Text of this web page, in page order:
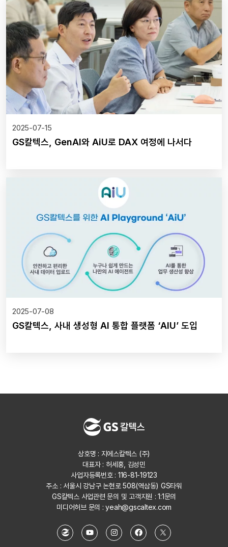
2025-07-15
GS칼텍스, GenAI와 AiU로 DAX 여정에 나서다
2025-07-08
GS칼텍스, 사내 생성형 AI 통합 플랫폼 ‘AIU’ 도입
상호명 : 지에스칼텍스 (주)
대표자 : 허세홍, 김성민
사업자등록번호 : 116-81-19123
주소 : 서울시 강남구 논현로 508(역삼동) GS타워
GS칼텍스 사업관련 문의 및 고객지원 :1:1문의
미디어허브 문의 :yeah@gscaltex.com